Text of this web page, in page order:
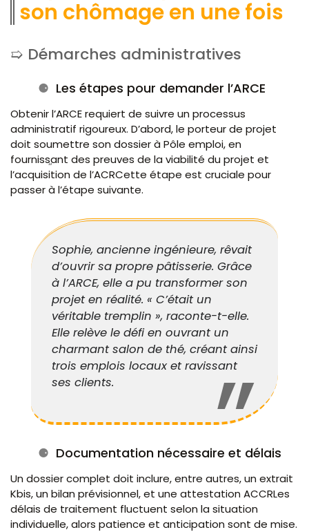
son chômage en une fois
Démarches administratives
Les étapes pour demander l’ARCE
Obtenir l’ARCE requiert de suivre un processus
administratif rigoureux. D’abord, le porteur de projet
doit soumettre son dossier à Pôle emploi, en
fournissant des preuves de la viabilité du projet et
l’acquisition de l’ACRCette étape est cruciale pour
passer à l’étape suivante.
Sophie, ancienne ingénieure, rêvait
d’ouvrir sa propre pâtisserie. Grâce
à l’ARCE, elle a pu transformer son
projet en réalité. « C’était un
véritable tremplin », raconte-t-elle.
Elle relève le défi en ouvrant un
charmant salon de thé, créant ainsi
trois emplois locaux et ravissant
ses clients.
Documentation nécessaire et délais
Un dossier complet doit inclure, entre autres, un extrait
Kbis, un bilan prévisionnel, et une attestation ACCRLes
délais de traitement fluctuent selon la situation
individuelle, alors patience et anticipation sont de mise.